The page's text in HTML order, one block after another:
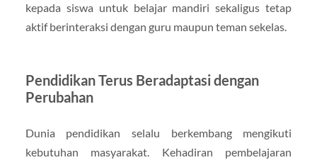
kepada siswa untuk belajar mandiri sekaligus tetap
aktif berinteraksi dengan guru maupun teman sekelas.
Pendidikan Terus Beradaptasi dengan
Perubahan
Dunia pendidikan selalu berkembang mengikuti
kebutuhan masyarakat. Kehadiran pembelajaran